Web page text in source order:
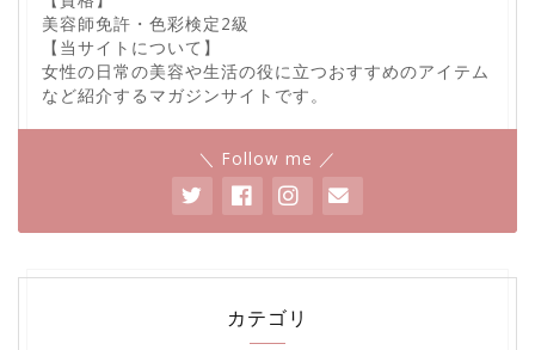
美容師免許・色彩検定2級
【当サイトについて】
女性の日常の美容や生活の役に立つおすすめのアイテム
など紹介するマガジンサイトです。
＼ Follow me ／
カテゴリ